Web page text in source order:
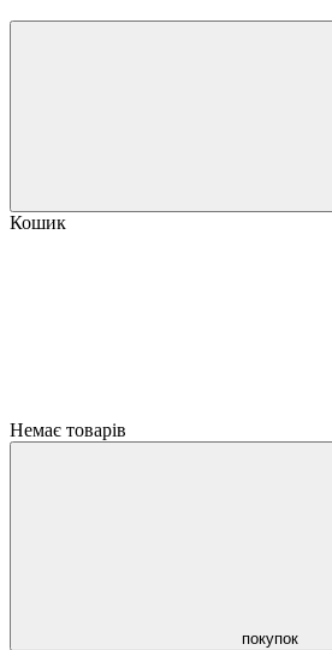
Кошик
Немає товарів
покупок